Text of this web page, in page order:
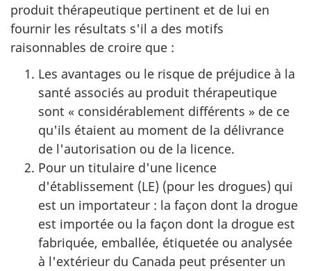
produit thérapeutique pertinent et de lui en
fournir les résultats s'il a des motifs
raisonnables de croire que :
Les avantages ou le risque de préjudice à la
santé associés au produit thérapeutique
sont « considérablement différents » de ce
qu'ils étaient au moment de la délivrance
de l'autorisation ou de la licence.
Pour un titulaire d'une licence
d'établissement (LE) (pour les drogues) qui
est un importateur : la façon dont la drogue
est importée ou la façon dont la drogue est
fabriquée, emballée, étiquetée ou analysée
à l'extérieur du Canada peut présenter un